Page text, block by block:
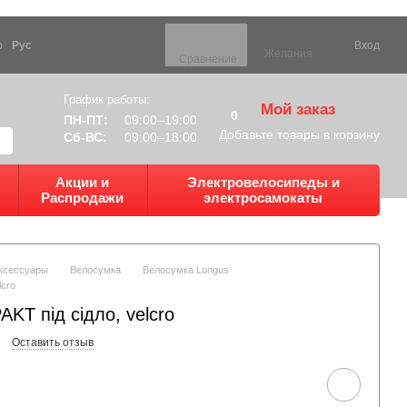
Рус
Сравнение
Желания
Вход
График работы:
ПН-ПТ:
09:00–19:00
Сб-ВС:
09:00–18:00
0 Мой заказ
Добавьте товары в корзину
Акции и
Распродажи
Электровелосипеды и
электросамокаты
Велосумка
Велосумка Longus
під сідло, velcro
Оставить отзыв